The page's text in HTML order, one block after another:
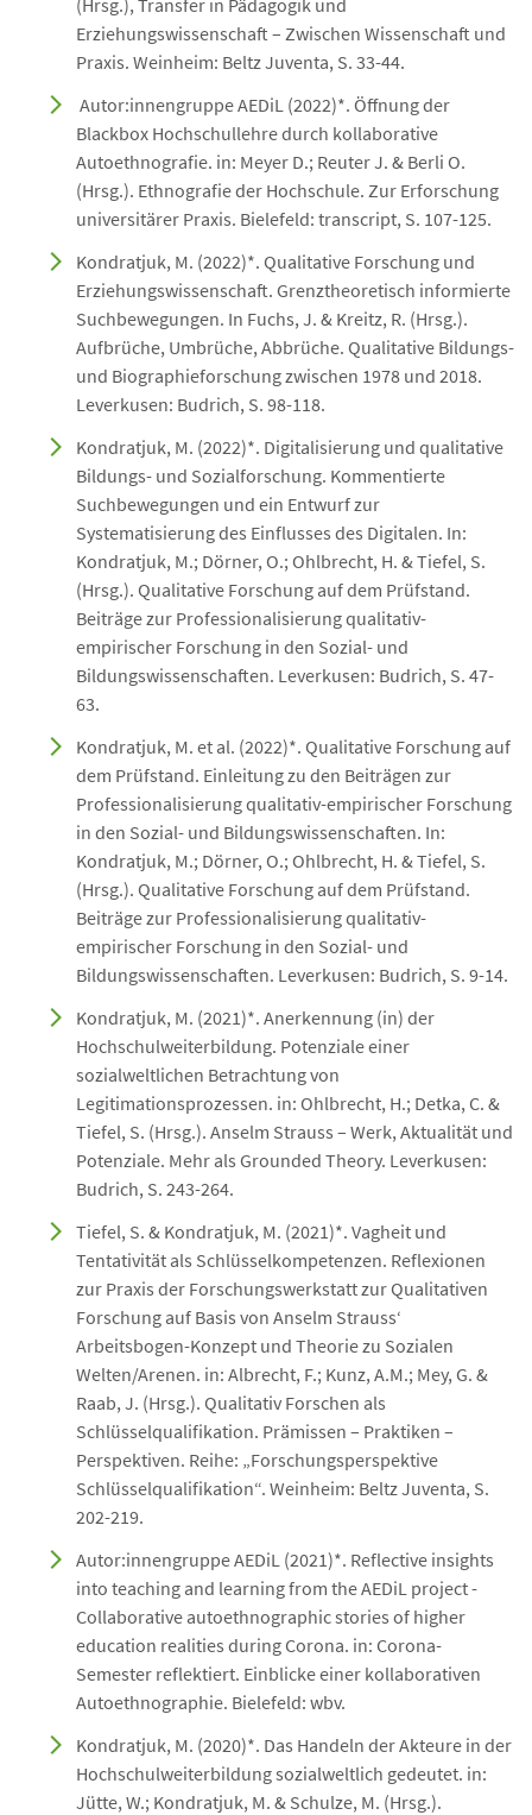
(Hrsg.), Transfer in Pädagogik und
Erziehungswissenschaft – Zwischen Wissenschaft und
Praxis. Weinheim: Beltz Juventa, S. 33-44.
Autor:innengruppe AEDiL (2022)*. Öffnung der
Blackbox Hochschullehre durch kollaborative
Autoethnografie. in: Meyer D.; Reuter J. & Berli O.
(Hrsg.). Ethnografie der Hochschule. Zur Erforschung
universitärer Praxis. Bielefeld: transcript, S. 107-125.
Kondratjuk, M. (2022)*. Qualitative Forschung und
Erziehungswissenschaft. Grenztheoretisch informierte
Suchbewegungen. In Fuchs, J. & Kreitz, R. (Hrsg.).
Aufbrüche, Umbrüche, Abbrüche. Qualitative Bildungs-
und Biographieforschung zwischen 1978 und 2018.
Leverkusen: Budrich, S. 98-118.
Kondratjuk, M. (2022)*. Digitalisierung und qualitative
Bildungs- und Sozialforschung. Kommentierte
Suchbewegungen und ein Entwurf zur
Systematisierung des Einflusses des Digitalen. In:
Kondratjuk, M.; Dörner, O.; Ohlbrecht, H. & Tiefel, S.
(Hrsg.). Qualitative Forschung auf dem Prüfstand.
Beiträge zur Professionalisierung qualitativ-
empirischer Forschung in den Sozial- und
Bildungswissenschaften. Leverkusen: Budrich, S. 47-
63.
Kondratjuk, M. et al. (2022)*. Qualitative Forschung auf
dem Prüfstand. Einleitung zu den Beiträgen zur
Professionalisierung qualitativ-empirischer Forschung
in den Sozial- und Bildungswissenschaften. In:
Kondratjuk, M.; Dörner, O.; Ohlbrecht, H. & Tiefel, S.
(Hrsg.). Qualitative Forschung auf dem Prüfstand.
Beiträge zur Professionalisierung qualitativ-
empirischer Forschung in den Sozial- und
Bildungswissenschaften. Leverkusen: Budrich, S. 9-14.
Kondratjuk, M. (2021)*. Anerkennung (in) der
Hochschulweiterbildung. Potenziale einer
sozialweltlichen Betrachtung von
Legitimationsprozessen. in: Ohlbrecht, H.; Detka, C. &
Tiefel, S. (Hrsg.). Anselm Strauss – Werk, Aktualität und
Potenziale. Mehr als Grounded Theory. Leverkusen:
Budrich, S. 243-264.
Tiefel, S. & Kondratjuk, M. (2021)*. Vagheit und
Tentativität als Schlüsselkompetenzen. Reflexionen
zur Praxis der Forschungswerkstatt zur Qualitativen
Forschung auf Basis von Anselm Strauss‘
Arbeitsbogen-Konzept und Theorie zu Sozialen
Welten/Arenen. in: Albrecht, F.; Kunz, A.M.; Mey, G. &
Raab, J. (Hrsg.). Qualitativ Forschen als
Schlüsselqualifikation. Prämissen – Praktiken –
Perspektiven. Reihe: „Forschungsperspektive
Schlüsselqualifikation“. Weinheim: Beltz Juventa, S.
202-219.
Autor:innengruppe AEDiL (2021)*. Reflective insights
into teaching and learning from the AEDiL project -
Collaborative autoethnographic stories of higher
education realities during Corona. in: Corona-
Semester reflektiert. Einblicke einer kollaborativen
Autoethnographie. Bielefeld: wbv.
Kondratjuk, M. (2020)*. Das Handeln der Akteure in der
Hochschulweiterbildung sozialweltlich gedeutet. in:
Jütte, W.; Kondratjuk, M. & Schulze, M. (Hrsg.).